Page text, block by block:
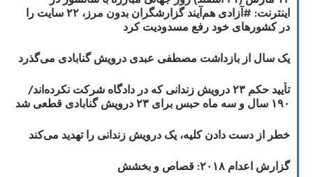
اینترنت: #آزادی هم‌آیند گزارشگران‌ بدون مرز، ۲۲ سایت را
در کشورهای خود رفع مسدودیت کرد
یک سال از بازداشت مصطفی عبدی درویش گنابادی می‌گذرد
تأیید حکم ۲۳ درویش زندانی که در دادگاه شرکت نکرده‌اند/
۱۹۰ سال و سه ماه حبس برای ۲۳ درویش گنابادی قطعی شد
خطر از دست دادن کلیه، یک درویش زندانی را تهدید می‌کند
گزارش اعدام ۲۰۱۸: قصاص و بخشش